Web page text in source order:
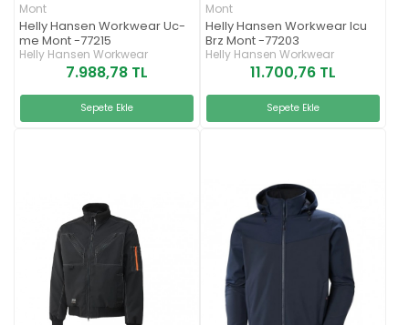
Mont
Helly Hansen Workwear Uc-
me Mont -77215
Helly Hansen Workwear
7.988,78 TL
Sepete Ekle
Mont
Helly Hansen Workwear Icu
Brz Mont -77203
Helly Hansen Workwear
11.700,76 TL
Sepete Ekle